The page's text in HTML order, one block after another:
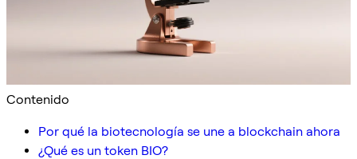
Contenido
Por qué la biotecnología se une a blockchain ahora
¿Qué es un token BIO?